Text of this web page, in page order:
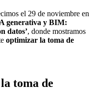
el 29 de noviembre en
generativa y BIM:
datos’, donde mostramos
optimizar la toma de
toma de